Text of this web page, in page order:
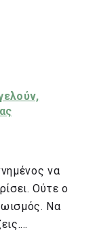
να
Ούτε ο
Να